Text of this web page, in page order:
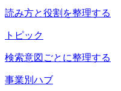
読み方と役割を整理する
トピック
検索意図ごとに整理する
事業別ハブ